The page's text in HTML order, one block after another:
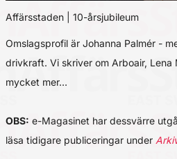
Affärsstaden | 10-årsjubileum
Omslagsprofil är Johanna Palmér -
drivkraft. Vi skriver om Arboair,
mycket mer…
OBS: e-Magasinet har dessvärre
läsa tidigare publiceringar under